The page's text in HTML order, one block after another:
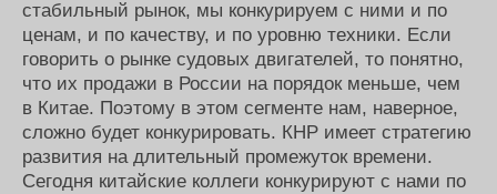
стабильный рынок, мы конкурируем с ними и по
ценам, и по качеству, и по уровню техники. Если
говорить о рынке судовых двигателей, то понятно,
что их продажи в России на порядок меньше, чем
в Китае. Поэтому в этом сегменте нам, наверное,
сложно будет конкурировать. КНР имеет стратегию
развития на длительный промежуток времени.
Сегодня китайские коллеги конкурируют с нами по